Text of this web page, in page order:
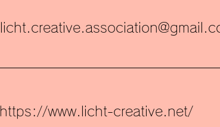
https://www.licht-creative.net/